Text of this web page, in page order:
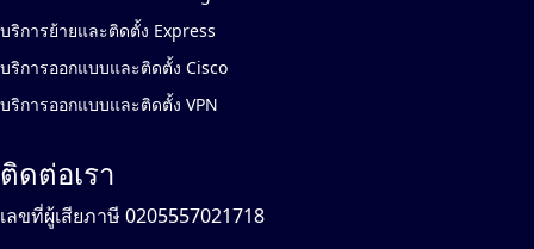
บริการย้ายและติดตั้ง Express
บริการออกแบบและติดตั้ง Cisco
บริการออกแบบและติดตั้ง VPN
ติดต่อเรา
เลขที่ผู้เสียภาษี 0205557021718